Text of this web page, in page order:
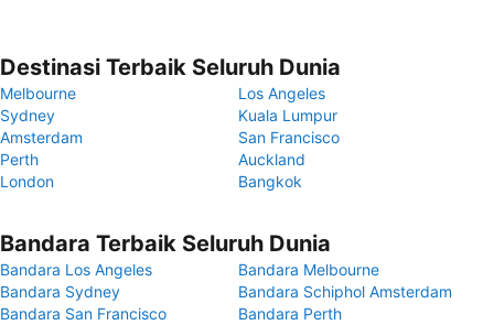
Destinasi Terbaik Seluruh Dunia
Melbourne
Los Angeles
Sydney
Kuala Lumpur
Amsterdam
San Francisco
Perth
Auckland
London
Bangkok
Bandara Terbaik Seluruh Dunia
Bandara Los Angeles
Bandara Melbourne
Bandara Sydney
Bandara Schiphol Amsterdam
Bandara San Francisco
Bandara Perth